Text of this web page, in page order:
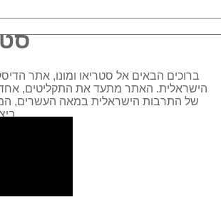
ברוכים הבאים אל סטריאו ומונו, אתר
הישראלית. האתר מתעד את התקליטים,
של התרבות הישראלית במאה העשרים,
עוד...